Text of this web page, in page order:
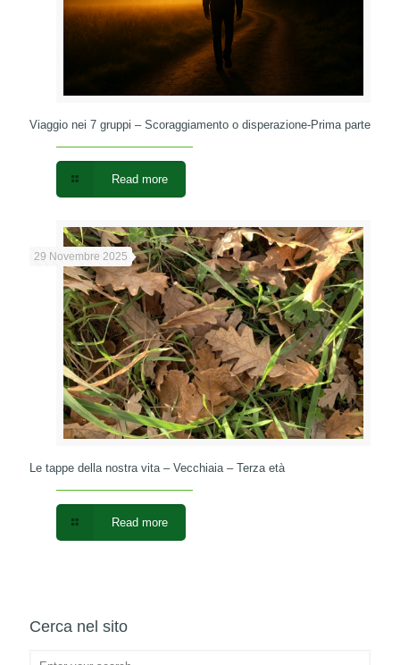
Viaggio nei 7 gruppi – Scoraggiamento o disperazione-Prima parte
Read more
29 Novembre 2025
Le tappe della nostra vita – Vecchiaia – Terza età
Read more
Cerca nel sito